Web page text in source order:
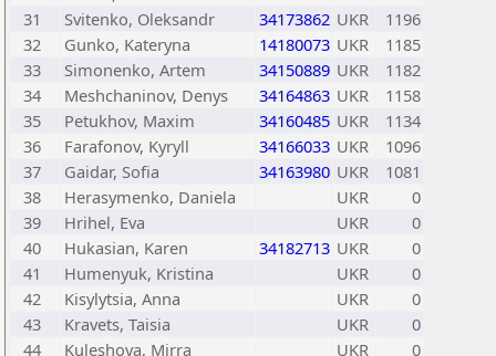
31
Svitenko, Oleksandr 34173862 UKR
1196
32
Gunko, Kateryna 14180073 UKR
1185
33
Simonenko, Artem 34150889 UKR
1182
34
Meshchaninov, Denys 34164863 UKR
1158
35
Petukhov, Maxim 34160485 UKR
1134
36
Farafonov, Kyryll 34166033 UKR
1096
37
Gaidar, Sofia 34163980 UKR
1081
38
Herasymenko, Daniela UKR
0
39
Hrihel, Eva UKR
0
40
Hukasian, Karen 34182713 UKR
0
41
Humenyuk, Kristina UKR
0
42
Kisylytsia, Anna UKR
0
43
Kravets, Taisia UKR
0
44
Kuleshova, Mirra UKR
0